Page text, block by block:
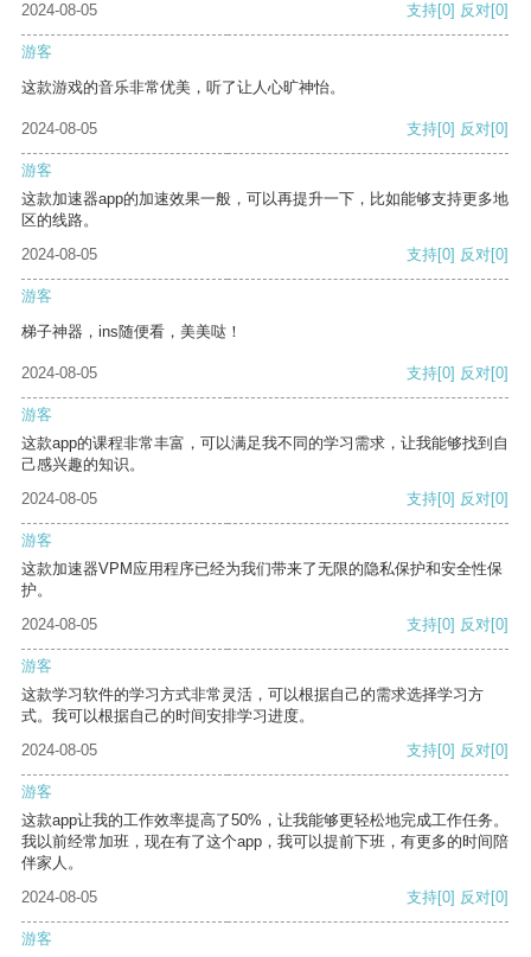
2024-08-05 支持[0] 反对[0]
游客
这款游戏的音乐非常优美，听了让人心旷神怡。
2024-08-05 支持[0] 反对[0]
游客
这款加速器app的加速效果一般，可以再提升一下，比如能够支持更多地
区的线路。
2024-08-05
支持[0] 反对[0]
游客
梯子神器，ins随便看，美美哒！
2024-08-05 支持[0] 反对[0]
游客
这款app的课程非常丰富，可以满足我不同的学习需求，让我能够找到自
己感兴趣的知识。
2024-08-05
支持[0] 反对[0]
游客
这款加速器VPM应用程序已经为我们带来了无限的隐私保护和安全性保
护。
2024-08-05
支持[0] 反对[0]
游客
这款学习软件的学习方式非常灵活，可以根据自己的需求选择学习方
式。我可以根据自己的时间安排学习进度。
2024-08-05
支持[0] 反对[0]
游客
这款app让我的工作效率提高了50%，让我能够更轻松地完成工作任务。
我以前经常加班，现在有了这个app，我可以提前下班，有更多的时间陪
伴家人。
2024-08-05
支持[0] 反对[0]
游客